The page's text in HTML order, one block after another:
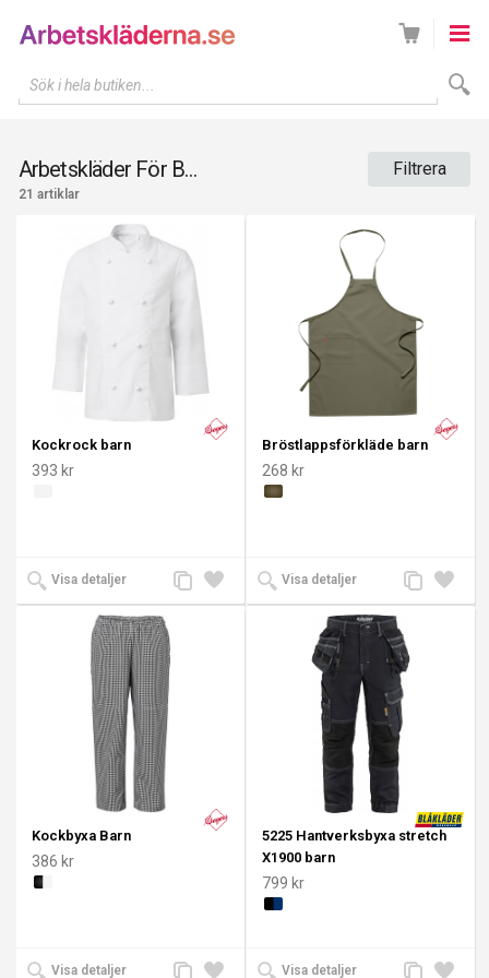
Sök i hela butiken...
Arbetskläder För Barn Filtrera
21 artiklar
Kockrock barn
393 kr
Visa detaljer
Lägg
till i
Lägg
till
Bröstlappsförkläde barn
268 kr
Visa detaljer
Lägg
till i
Lägg
till
Kockbyxa Barn
386 kr
Visa detaljer
Lägg
Lägg
5225 Hantverksbyxa stretch
X1900 barn
799 kr
Visa detaljer
Lägg
Lägg